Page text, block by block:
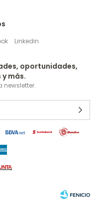
Linkedin
oportunidades,
más.
newsletter.